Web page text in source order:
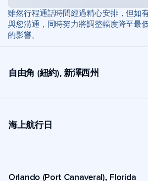
雖然行程通話時間經過精心安排，但如
與您溝通，同時努力將調整幅度降至最
的影響。
自由角 (紐約), 新澤西州
海上航行日
Orlando (Port Canaveral), Florida